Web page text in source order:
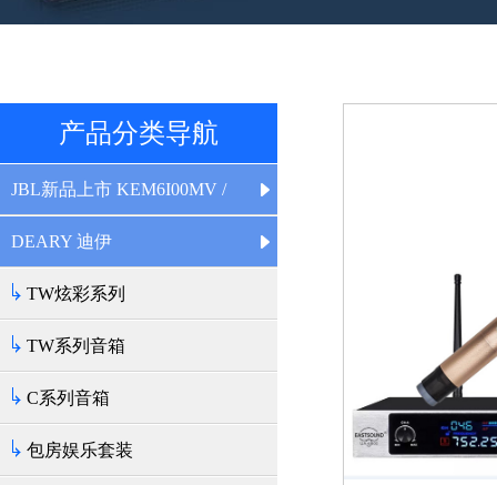
产品分类导航
JBL新品上市 KEM6I00MV /
KEM6I20MV
DEARY 迪伊
TW炫彩系列
TW系列音箱
C系列音箱
包房娱乐套装